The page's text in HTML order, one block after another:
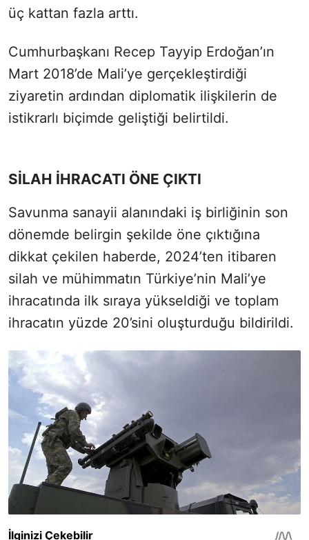
üç kattan fazla arttı.
Cumhurbaşkanı Recep Tayyip Erdoğan’ın
Mart 2018’de Mali’ye gerçekleştirdiği
ziyaretin ardından diplomatik ilişkilerin de
istikrarlı biçimde geliştiği belirtildi.
SİLAH İHRACATI ÖNE ÇIKTI
Savunma sanayii alanındaki iş birliğinin son
dönemde belirgin şekilde öne çıktığına
dikkat çekilen haberde, 2024’ten itibaren
silah ve mühimmatın Türkiye’nin Mali’ye
ihracatında ilk sıraya yükseldiği ve toplam
ihracatın yüzde 20’sini oluşturduğu bildirildi.